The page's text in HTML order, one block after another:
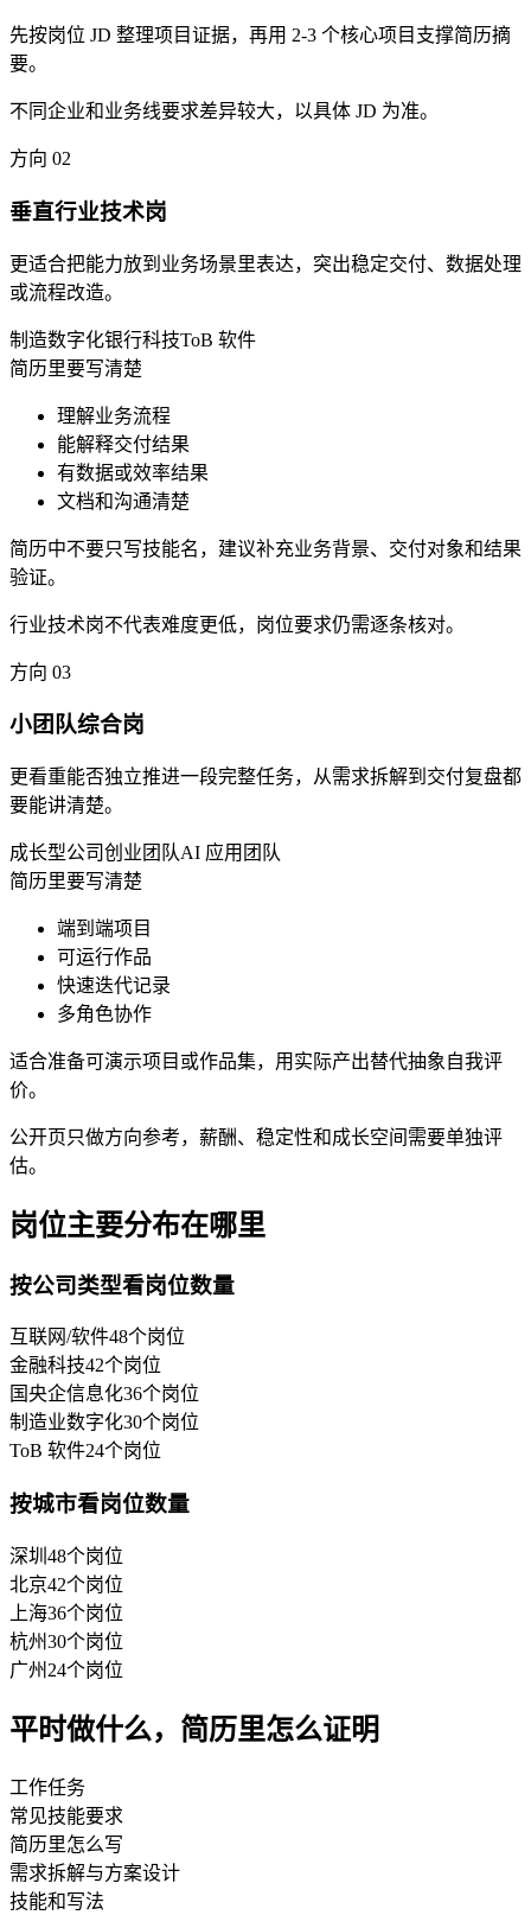
先按岗位 JD 整理项目证据，再用 2-3 个核心项目支撑简历摘
要。
不同企业和业务线要求差异较大，以具体 JD 为准。
方向 02
垂直行业技术岗
更适合把能力放到业务场景里表达，突出稳定交付、数据处理
或流程改造。
制造数字化银行科技ToB 软件
简历里要写清楚
理解业务流程
能解释交付结果
有数据或效率结果
文档和沟通清楚
简历中不要只写技能名，建议补充业务背景、交付对象和结果
验证。
行业技术岗不代表难度更低，岗位要求仍需逐条核对。
方向 03
小团队综合岗
更看重能否独立推进一段完整任务，从需求拆解到交付复盘都
要能讲清楚。
成长型公司创业团队AI 应用团队
简历里要写清楚
端到端项目
可运行作品
快速迭代记录
多角色协作
适合准备可演示项目或作品集，用实际产出替代抽象自我评
价。
公开页只做方向参考，薪酬、稳定性和成长空间需要单独评
估。
岗位主要分布在哪里
按公司类型看岗位数量
互联网/软件48个岗位
金融科技42个岗位
国央企信息化36个岗位
制造业数字化30个岗位
ToB 软件24个岗位
按城市看岗位数量
深圳 48个岗位
北京42个岗位
上海36个岗位
杭州30个岗位
广州 24个岗位
平时做什么，简历里怎么证明
工作任务
常见技能要求
简历里怎么写
需求拆解与方案设计
技能和写法